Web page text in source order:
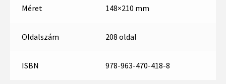
Méret 148×210 mm
Oldalszám 208 oldal
ISBN 978-963-470-418-8